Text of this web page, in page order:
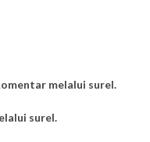
melalui surel.
surel.